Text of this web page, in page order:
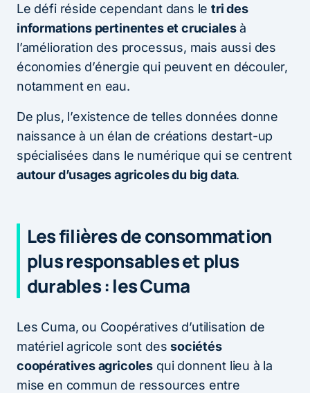
Le défi réside cependant dans letri des
informations pertinentes et crucialesà
l’amélioration des processus, mais aussi des
économies d’énergie qui peuvent en découler,
notamment en eau.
De plus, l’existence de telles données donne
naissance à un élan de créations destart-up
spécialisées dans le numérique qui se centrent
autour d’usages agricoles du big data.
Les filières de consommation
plus responsables et plus
durables : les Cuma
Les Cuma, ou Coopératives d’utilisation de
matériel agricole sont dessociétés
coopératives agricoles qui donnent lieu à la
mise en commun de ressources entre